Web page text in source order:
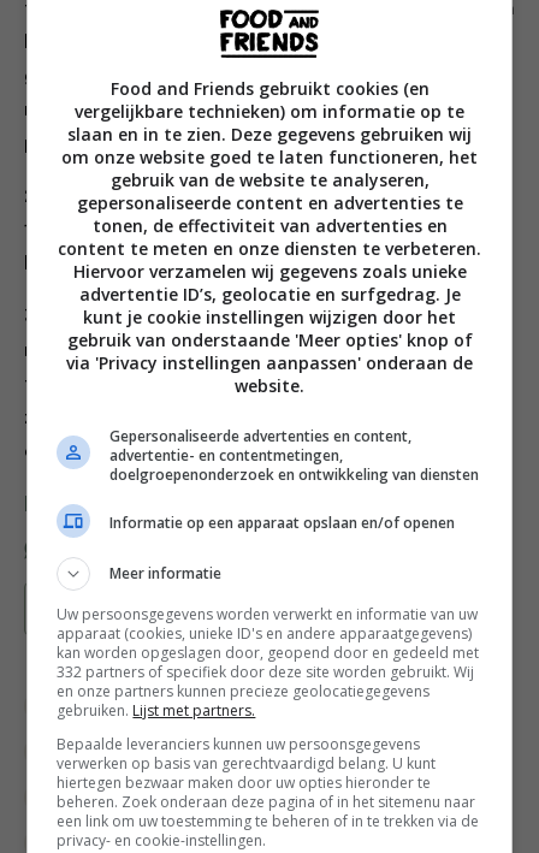
theelepel zout door en laat 10 minuten staan. Knijp dan
het grootste deel van het vocht uit de courgette en
gooi dit weg. Roer met een spatel de peterselie erdoor
met de kurkuma, komijn, koriander, het meel, de
peper en zout naar smaak.
2. Gebruik een klein uitsteekvormpje of maatlepel om
14-16 even grote balletjes te maken en druk ze een
beetje plat.
3. Verhit een koekenpan met antiaanbaklaag op
middelhoog vuur, voeg wat olijfolie toe en bak de
falafels aan elke kant 3-4 minuten tot ze goudbruin
zijn. Dien op met de tzatziki, partjes citroen, koriander
en platbroden, of waar je maar trek in hebt!
Deel dit recept
Bewaar recept
Bewuste keuzes Diner voor 4 of meer
Gangen Gelegenheid Griekse recepten
Groente recepten Hoofdgerecht Keukens
Lunch recepten Lunchgerecht
Food and Friends gebruikt cookies (en
vergelijkbare technieken) om informatie op te
slaan en in te zien. Deze gegevens gebruiken wij
om onze website goed te laten functioneren, het
gebruik van de website te analyseren,
gepersonaliseerde content en advertenties te
tonen, de effectiviteit van advertenties en
content te meten en onze diensten te verbeteren.
Hiervoor verzamelen wij gegevens zoals unieke
advertentie ID’s, geolocatie en surfgedrag. Je
kunt je cookie instellingen wijzigen door het
gebruik van onderstaande 'Meer opties' knop of
via 'Privacy instellingen aanpassen' onderaan de
website.
Gepersonaliseerde advertenties en content,
advertentie- en contentmetingen,
doelgroepenonderzoek en ontwikkeling van diensten
Informatie op een apparaat opslaan en/of openen
Meer informatie
Uw persoonsgegevens worden verwerkt en informatie van uw
apparaat (cookies, unieke ID's en andere apparaatgegevens)
kan worden opgeslagen door, geopend door en gedeeld met
332 partners of specifiek door deze site worden gebruikt. Wij
en onze partners kunnen precieze geolocatiegegevens
gebruiken. Lijst met partners.
Bepaalde leveranciers kunnen uw persoonsgegevens
verwerken op basis van gerechtvaardigd belang. U kunt
hiertegen bezwaar maken door uw opties hieronder te
beheren. Zoek onderaan deze pagina of in het sitemenu naar
een link om uw toestemming te beheren of in te trekken via de
privacy- en cookie-instellingen.